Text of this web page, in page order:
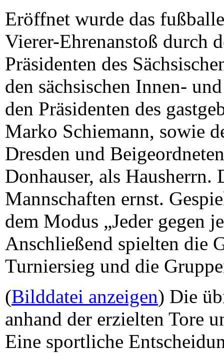
Eröffnet wurde das
Vierer-Ehrenanstoß durch
Präsidenten des
den sächsischen Innen-
den Präsidenten des
Marko Schiemann, sowie
Dresden und
Donhauser, als Hausherrn.
Mannschaften ernst.
dem Modus „Jeder gegen
Anschließend spielten die
Turniersieg und die
(Bilddatei anzeigen) Die
anhand der erzielten Tore
Eine sportliche